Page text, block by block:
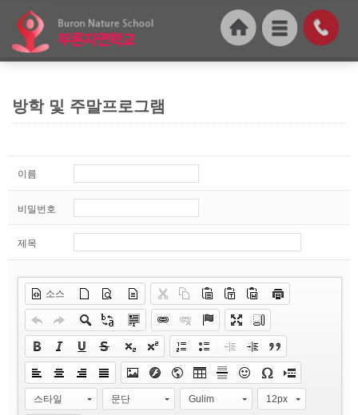
방학 및 주말프로그램
이름
비밀번호
제목
소스
스타일 문단 Gulim 12px